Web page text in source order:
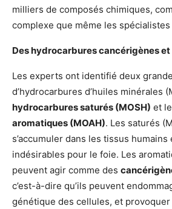
milliers de composés chimiques,
complexe que même les
Des hydrocarbures cancérigènes
Les experts ont identifié deux
d’hydrocarbures d’huiles minérales
hydrocarbures saturés (MOSH) et
aromatiques (MOAH). Les saturés
s’accumuler dans les tissus
indésirables pour le foie. Les
peuvent agir comme des
c’est-à-dire qu’ils peuvent
génétique des cellules, et provoquer